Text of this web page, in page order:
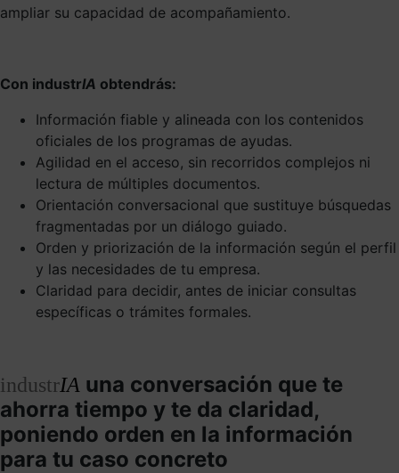
ampliar su capacidad de acompañamiento.
Con industrIA obtendrás:
Información fiable y alineada con los contenidos
oficiales de los programas de ayudas.
Agilidad en el acceso, sin recorridos complejos ni
lectura de múltiples documentos.
Orientación conversacional que sustituye búsquedas
fragmentadas por un diálogo guiado.
Orden y priorización de la información según el perfil
y las necesidades de tu empresa.
Claridad para decidir, antes de iniciar consultas
específicas o trámites formales.
industrIA una conversación que te
ahorra tiempo y te da claridad,
poniendo orden en la información
para tu caso concreto